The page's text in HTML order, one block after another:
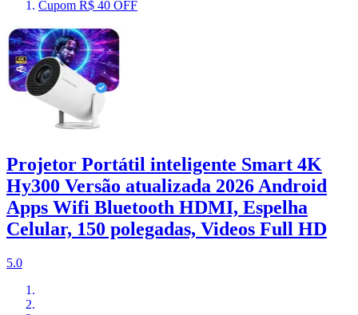
Cupom R$ 40 OFF
Projetor Portátil inteligente Smart 4K
Hy300 Versão atualizada 2026 Android
Apps Wifi Bluetooth HDMI, Espelha
Celular, 150 polegadas, Videos Full HD
5.0